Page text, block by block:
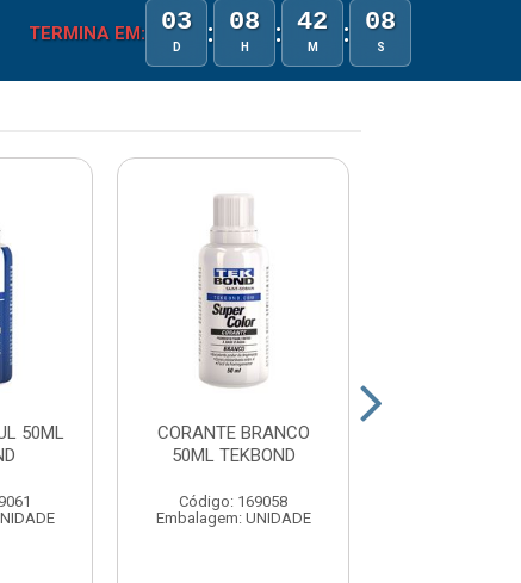
TERMINA EM: 03
D : 08
H : 42
M : 08
S
50ML
CORANTE BRANCO
50ML TEKBOND
Código: 169058
Embalagem: UNIDADE